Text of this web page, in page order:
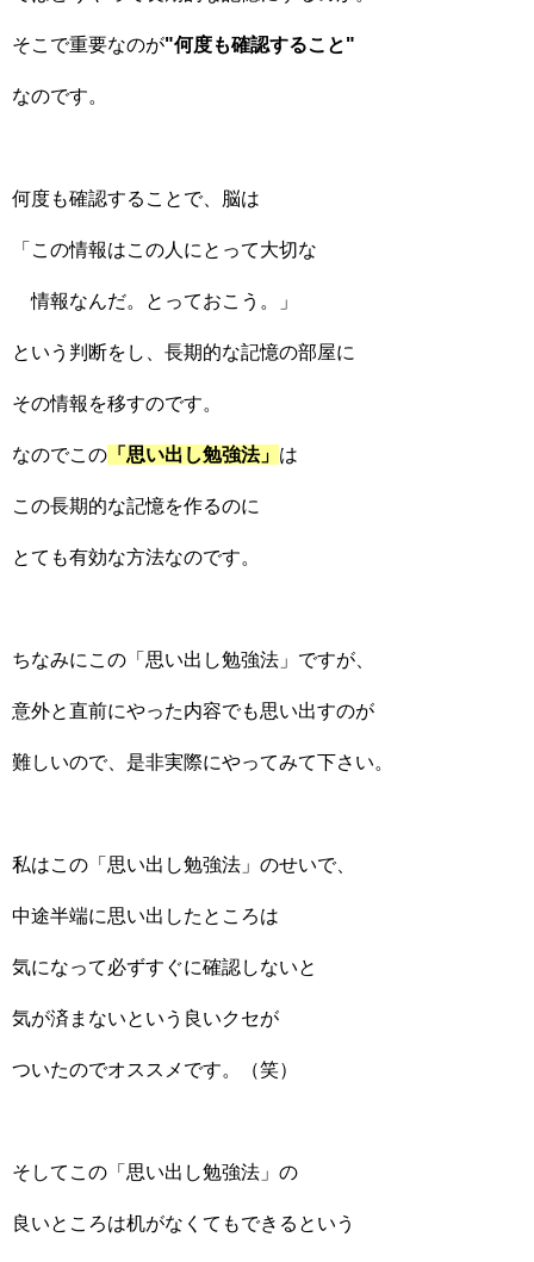
そこで重要なのが"何度も確認すること"
なのです。
何度も確認することで、脳は
「この情報はこの人にとって大切な
情報なんだ。とっておこう。」
という判断をし、長期的な記憶の部屋に
その情報を移すのです。
なのでこの 「思い出し勉強法」 は
この長期的な記憶を作るのに
とても有効な方法なのです。
ちなみにこの「思い出し勉強法」ですが、
意外と直前にやった内容でも思い出すのが
難しいので、是非実際にやってみて下さい。
私はこの「思い出し勉強法」のせいで、
中途半端に思い出したところは
気になって必ずすぐに確認しないと
気が済まないという良いクセが
ついたのでオススメです。（笑）
そしてこの「思い出し勉強法」の
良いところは机がなくてもできるという